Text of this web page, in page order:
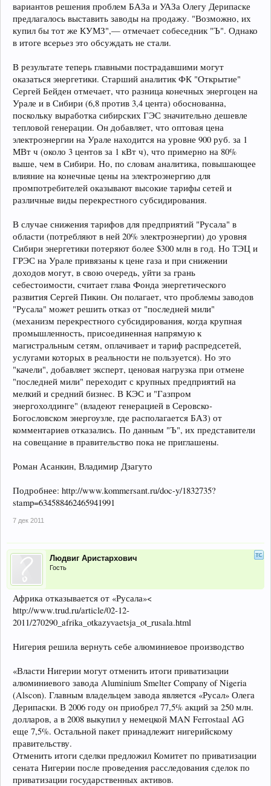
вариантов решения проблем БАЗа и УАЗа Олегу Дерипаске
предлагалось выставить заводы на продажу. "Возможно, их
купил бы тот же КУМЗ",— отмечает собеседник "Ъ". Однако
в итоге всерьез это обсуждать не стали.
В результате теперь главными пострадавшими могут
оказаться энергетики. Старший аналитик ФК "Открытие"
Сергей Бейден отмечает, что разница конечных энергоцен на
Урале и в Сибири (6,8 против 3,4 цента) обоснованна,
поскольку выработка сибирских ГЭС значительно дешевле
тепловой генерации. Он добавляет, что оптовая цена
электроэнергии на Урале находится на уровне 900 руб. за 1
МВт ч (около 3 центов за 1 кВт ч), что примерно на 80%
выше, чем в Сибири. Но, по словам аналитика, повышающее
влияние на конечные цены на электроэнергию для
промпотребителей оказывают высокие тарифы сетей и
различные виды перекрестного субсидирования.
В случае снижения тарифов для предприятий "Русала" в
области (потребляют в ней 20% электроэнергии) до уровня
Сибири энергетики потеряют более $300 млн в год. Но ТЭЦ и
ГРЭС на Урале привязаны к цене газа и при снижении
доходов могут, в свою очередь, уйти за грань
себестоимости, считает глава Фонда энергетического
развития Сергей Пикин. Он полагает, что проблемы заводов
"Русала" может решить отказ от "последней мили"
(механизм перекрестного субсидирования, когда крупная
промышленность, присоединенная напрямую к
магистральным сетям, оплачивает и тариф распредсетей,
услугами которых в реальности не пользуется). Но это
"качели", добавляет эксперт, ценовая нагрузка при отмене
"последней мили" переходит с крупных предприятий на
мелкий и средний бизнес. В КЭС и "Газпром
энергохолдинге" (владеют генерацией в Серовско-
Богословском энергоузле, где располагается БАЗ) от
комментариев отказались. По данным "Ъ", их представители
на совещание в правительство пока не приглашены.
Роман Асанкин, Владимир Дзагуто
Подробнее: http://www.kommersant.ru/doc-y/1832735?
stamp=634588462465941991
7 дек 2011
Людвиг Аристархович
Гость
Африка отказывается от «Русала»<
http://www.trud.ru/article/02-12-
2011/270290_afrika_otkazyvaetsja_ot_rusala.html
Нигерия решила вернуть себе алюминиевое производство
«Власти Нигерии могут отменить итоги приватизации
алюминиевого завода Aluminium Smelter Company of Nigeria
(Alscon). Главным владельцем завода является «Русал» Олега
Дерипаски. В 2006 году он приобрел 77,5% акций за 250 млн.
долларов, а в 2008 выкупил у немецкой MAN Ferrostaal AG
еще 7,5%. Остальной пакет принадлежит нигерийскому
правительству.
Отменить итоги сделки предложил Комитет по приватизации
сената Нигерии после проведения расследования сделок по
приватизации государственных активов.